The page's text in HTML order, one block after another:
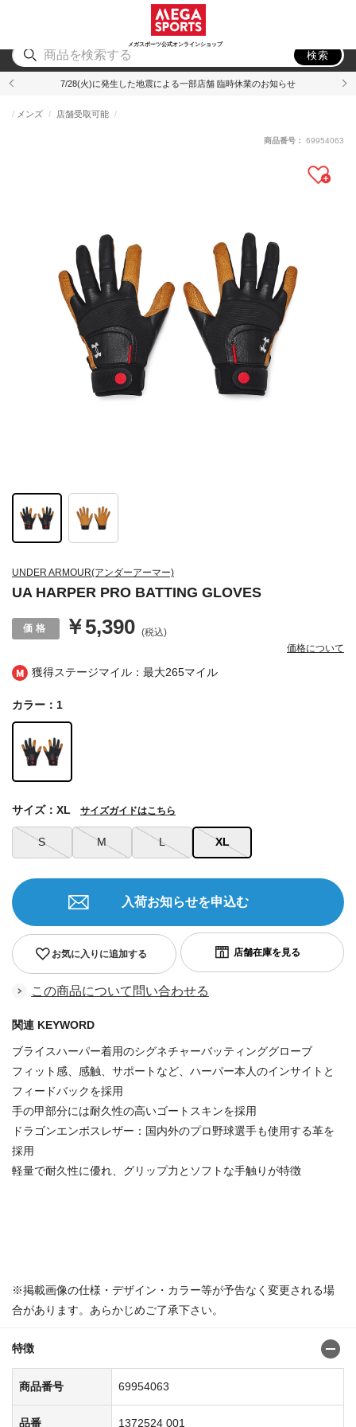
メガスポーツ公式オンラインショップ
アウトドア
検索
7/28(火)に発生した地震による一部店舗 臨時休業のお知らせ
獲得ステージマイル：最大265マイル
UNDER ARMOUR(アンダーアーマー)
UA HARPER PRO BATTING GLOVES
メンズ 店舗受取可能
￥5,390 (税込)
価格について
商品番号： 69954063
カラー：1
S M L XL
サイズ：XL サイズガイドはこちら
お気に入りに追加する
入荷お知らせを申込む
この商品について問い合わせる
関連 KEYWORD
ブライスハーパー着用のシグネチャーバッティンググローブ
フィット感、感触、サポートなど、ハーパー本人のインサイトと
フィードバックを採用
手の甲部分には耐久性の高いゴートスキンを採用
ドラゴンエンボスレザー：国内外のプロ野球選手も使用する革を
採用
軽量で耐久性に優れ、グリップ力とソフトな手触りが特徴
※掲載画像の仕様・デザイン・カラー等が予告なく変更される場
合があります。あらかじめご了承下さい。
特徴
商品番号 69954063
品番 1372524 001